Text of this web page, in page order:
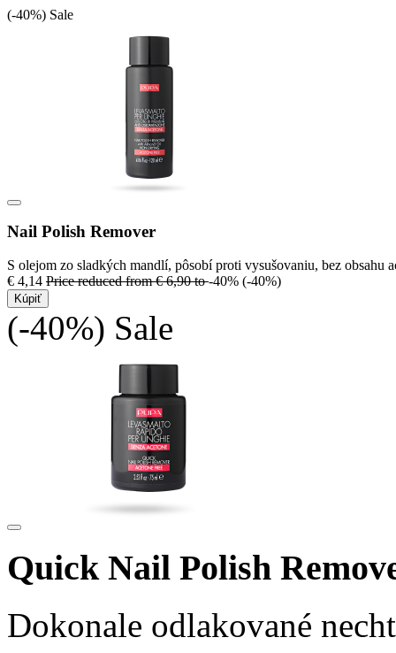
(-40%) Sale
Nail Polish Remover
S olejom zo sladkých mandlí, pôsobí proti vysušovaniu, bez obsahu
€ 4,14 Price reduced from€ 6,90to-40% (-40%)
Kúpiť
(-40%) Sale
Quick Nail Polish
Dokonale odlakované